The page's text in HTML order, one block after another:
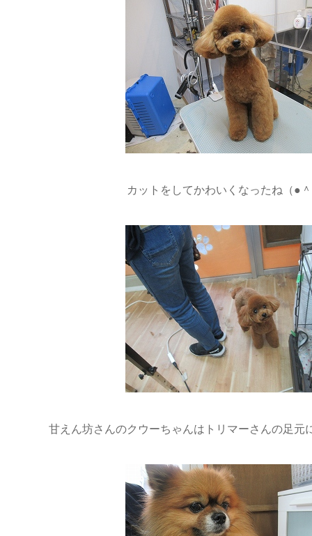
カットをしてかわいくなったね（●
甘えん坊さんのクウーちゃんはトリマーさんの足元